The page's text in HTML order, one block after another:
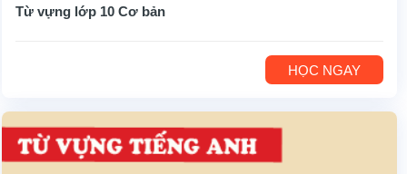
Từ vựng lớp 10 Cơ bản
HỌC NGAY